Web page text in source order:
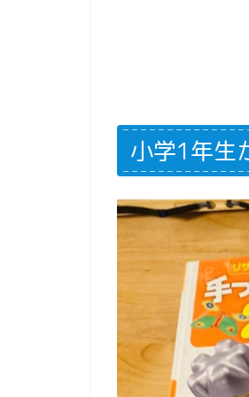
小学1年生